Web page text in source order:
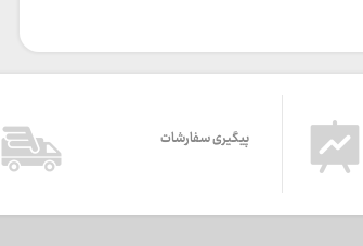
پیگیری سفارشات